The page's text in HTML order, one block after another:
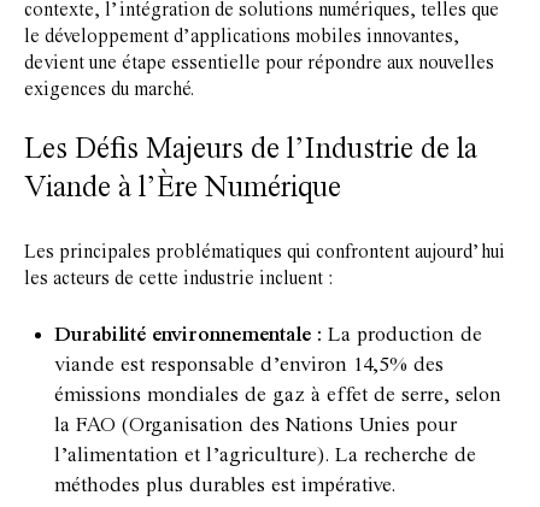
contexte, l’intégration de solutions numériques, telles que
le développement d’applications mobiles innovantes,
devient une étape essentielle pour répondre aux nouvelles
exigences du marché.
Les Défis Majeurs de l’Industrie de la
Viande à l’Ère Numérique
Les principales problématiques qui confrontent aujourd’hui
les acteurs de cette industrie incluent :
Durabilité environnementale : La production de
viande est responsable d’environ 14,5% des
émissions mondiales de gaz à effet de serre, selon
la FAO (Organisation des Nations Unies pour
l’alimentation et l’agriculture). La recherche de
méthodes plus durables est impérative.